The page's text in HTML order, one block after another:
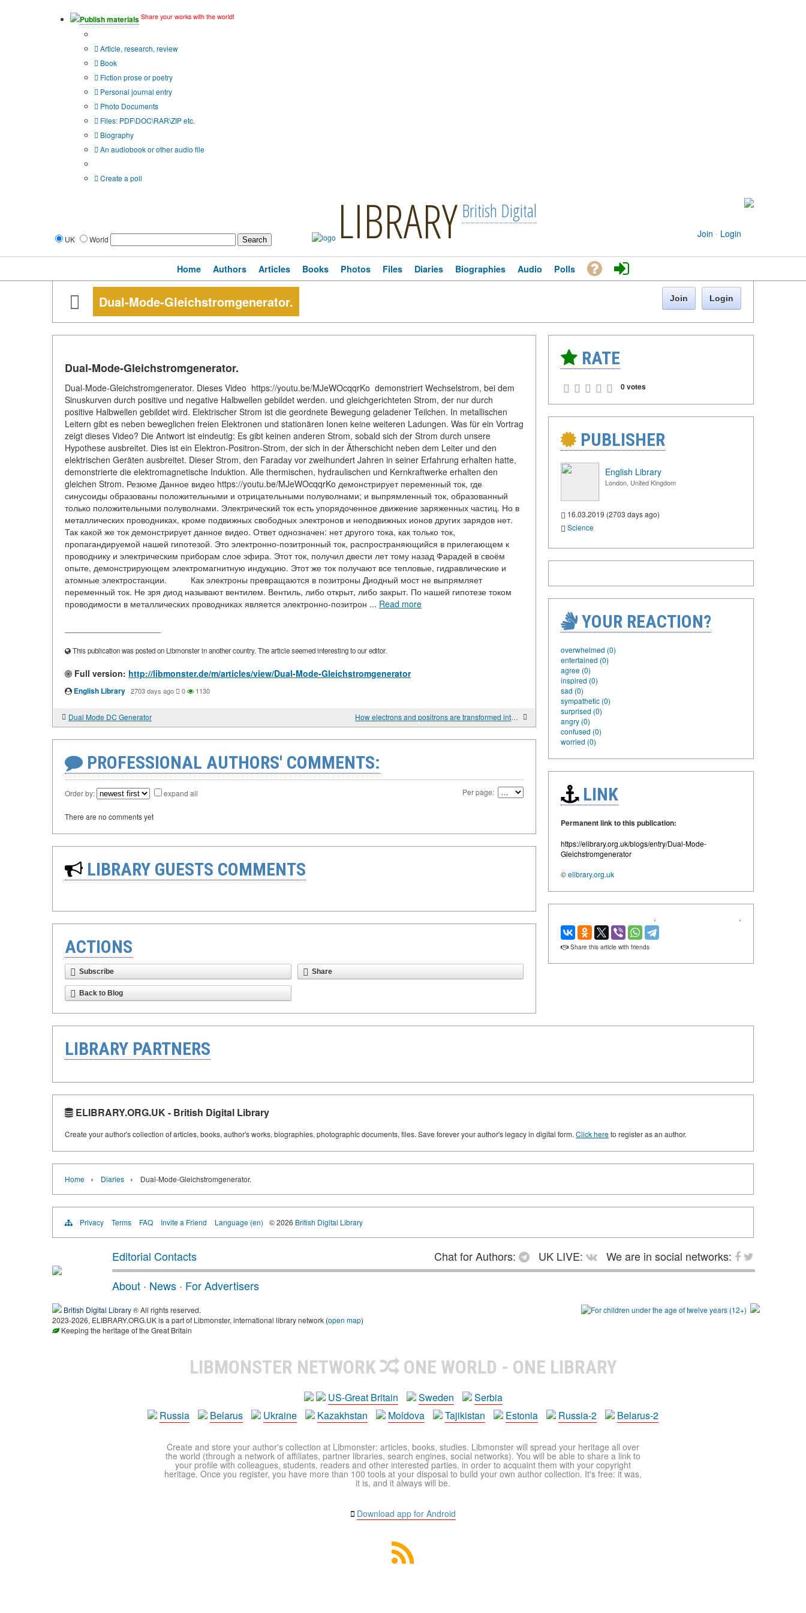
Publish materials Share your works with the world!
Article, research, review
Book
Fiction prose or poetry
Personal journal entry
Photo Documents
Files: PDF\DOC\RAR\ZIP etc.
Biography
An audiobook or other audio file
Create a poll
UK World LIBRARY British Digital
Join · Login
Home Authors Articles Books Photos Files Diaries Biographies Audio Polls
Dual-Mode-Gleichstromgenerator. Join Login
Dual-Mode-Gleichstromgenerator.
Dual-Mode-Gleichstromgenerator. Dieses Video https://youtu.be/MJeWOcqqrKo demonstriert Wechselstrom, bei dem
Sinuskurven durch positive und negative Halbwellen gebildet werden. und gleichgerichteten Strom, der nur durch
positive Halbwellen gebildet wird. Elektrischer Strom ist die geordnete Bewegung geladener Teilchen. In metallischen
Leitern gibt es neben beweglichen freien Elektronen und stationären Ionen keine weiteren Ladungen. Was für ein Vortrag
zeigt dieses Video? Die Antwort ist eindeutig: Es gibt keinen anderen Strom, sobald sich der Strom durch unsere
Hypothese ausbreitet. Dies ist ein Elektron-Positron-Strom, der sich in der Ätherschicht neben dem Leiter und den
elektrischen Geräten ausbreitet. Dieser Strom, den Faraday vor zweihundert Jahren in seiner Erfahrung erhalten hatte,
demonstrierte die elektromagnetische Induktion. Alle thermischen, hydraulischen und Kernkraftwerke erhalten den
gleichen Strom. Резюме Данное видео https://youtu.be/MJeWOcqqrKo демонстрирует переменный ток, где
синусоиды образованы положительными и отрицательными полуволнами; и выпрямленный ток, образованный
только положительными полуволнами. Электрический ток есть упорядоченное движение заряженных частиц. Но в
металлических проводниках, кроме подвижных свободных электронов и неподвижных ионов других зарядов нет.
Так какой же ток демонстрирует данное видео. Ответ однозначен: нет другого тока, как только ток,
пропагандируемой нашей гипотезой. Это электронно-позитронный ток, распространяющийся в прилегающем к
проводнику и электрическим приборам слое эфира. Этот ток, получил двести лет тому назад Фарадей в своём
опыте, демонстрирующем электромагнитную индукцию. Этот же ток получают все тепловые, гидравлические и
атомные электростанции. Как электроны превращаются в позитроны Диодный мост не выпрямляет
переменный ток. Не зря диод называют вентилем. Вентиль, либо открыт, либо закрыт. По нашей гипотезе током
проводимости в металлических проводниках является электронно-позитрон ... Read more
This publication was posted on Libmonster in another country. The article seemed interesting to our editor.
Full version: http://libmonster.de/m/articles/view/Dual-Mode-Gleichstromgenerator
English Library · 2703 days ago 0 1130
Dual Mode DC Generator How electrons and positrons are transformed into each other
PROFESSIONAL AUTHORS' COMMENTS:
Order by: expand all Per page:
There are no comments yet
LIBRARY GUESTS COMMENTS
ACTIONS
Subscribe Share
Back to Blog
RATE
0 votes
PUBLISHER
English Library
London, United Kingdom
16.03.2019 (2703 days ago)
Science
YOUR REACTION?
overwhelmed (0)
entertained (0)
agree (0)
inspired (0)
sad (0)
sympathetic (0)
surprised (0)
angry (0)
confused (0)
worried (0)
LINK
Permanent link to this publication:
https://elibrary.org.uk/blogs/entry/Dual-Mode-
Gleichstromgenerator
©elibrary.org.uk
‹ ›
Share this article with friends
LIBRARY PARTNERS
ELIBRARY.ORG.UK - British Digital Library
Create your author's collection of articles, books, author's works, biographies, photographic documents, files. Save forever your author's legacy in digital form. Click hereto register as an author.
Home › Diaries › Dual-Mode-Gleichstromgenerator.
Privacy Terms FAQ Invite a Friend Language (en) © 2026 British Digital Library
Editorial Contacts Chat for Authors: UK LIVE:
We are in social networks:
About · News · For Advertisers
British Digital Library® All rights reserved.
2023-2026, ELIBRARY.ORG.UK is a part of Libmonster, international library network (open map)
Keeping the heritage of the Great Britain
LIBMONSTER NETWORK ONE WORLD - ONE LIBRARY
US-Great Britain Sweden
Serbia
Russia
Belarus Ukraine Kazakhstan Moldova Tajikistan Estonia Russia-2 Belarus-2
Create and store your author's collection at Libmonster: articles, books, studies. Libmonster will spread your heritage all over
the world (through a network of affiliates, partner libraries, search engines, social networks). You will be able to share a link to
your profile with colleagues, students, readers and other interested parties, in order to acquaint them with your copyright
heritage. Once you register, you have more than 100 tools at your disposal to build your own author collection. It's free: it was,
it is, and it always will be.
Download app for Android